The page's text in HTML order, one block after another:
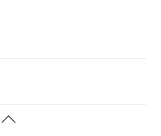
Back